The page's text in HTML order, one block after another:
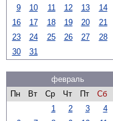
9
10 11 12 13 14
16
17 18 19 20 21
23
24 25 26 27 28
30
31
февраль
Пн
Вт Ср Чт Пт Сб
1
2 3 4